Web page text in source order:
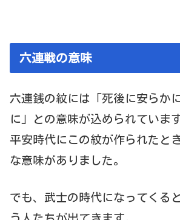
六連戦の意味
六連銭の紋には「死後に安らか
に」との意味が込められています
平安時代にこの紋が作られたと
な意味がありました。
でも、武士の時代になってくる